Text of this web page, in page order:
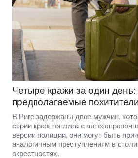
Четыре кражи за один
предполагаемые
В Риге задержаны двое мужчин,
серии краж топлива с
версии полиции, они могут быть
аналогичным преступлениям в
окрестностях.